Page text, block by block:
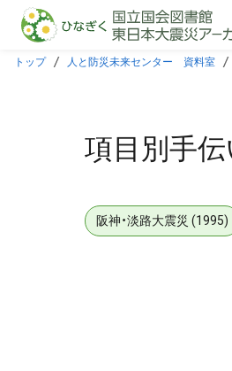
本文に飛ぶ
トップ 人と防災未来センター 資料室
項目別手
阪神・淡路大震災 (1995)